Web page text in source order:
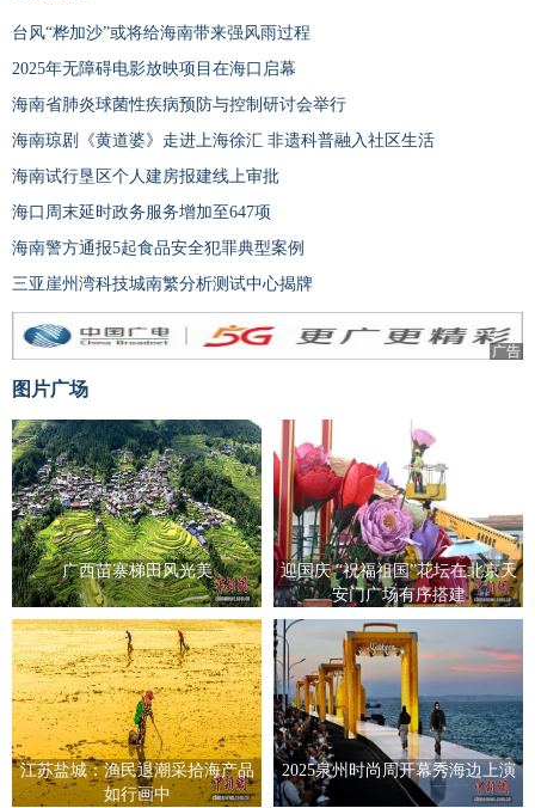
台风“桦加沙”或将给海南带来强风雨过程
2025年无障碍电影放映项目在海口启幕
海南省肺炎球菌性疾病预防与控制研讨会举行
海南琼剧《黄道婆》走进上海徐汇 非遗科普融入社区生活
海南试行垦区个人建房报建线上审批
海口周末延时政务服务增加至647项
海南警方通报5起食品安全犯罪典型案例
三亚崖州湾科技城南繁分析测试中心揭牌
广告
图片广场
广西苗寨梯田风光美
迎国庆 “祝福祖国”花坛在北京天
安门广场有序搭建
江苏盐城：渔民退潮采拾海产品
如行画中
2025泉州时尚周开幕秀海边上演